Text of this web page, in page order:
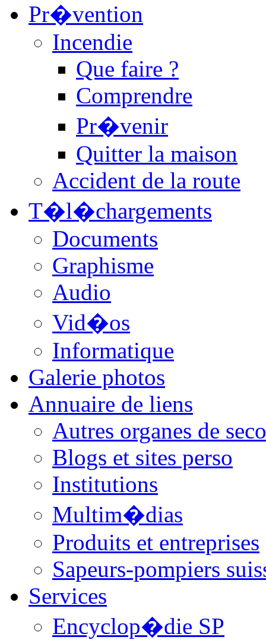
Pr�vention
Incendie
Que faire ?
Comprendre
Pr�venir
Quitter la maison
Accident de la route
T�l�chargements
Documents
Graphisme
Audio
Vid�os
Informatique
Galerie photos
Annuaire de liens
Autres organes de
Blogs et sites perso
Institutions
Multim�dias
Produits et entreprises
Sapeurs-pompiers
Services
Encyclop�die SP